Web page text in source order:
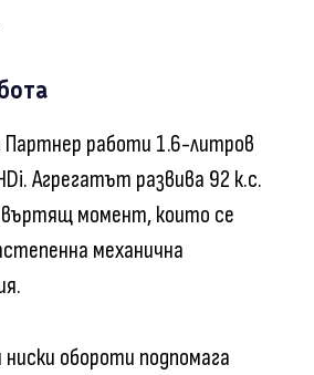
Партнер работи 1.6-литров
Агрегатът развива 92 к.с.
момент, които се
механична
обороти подпомага